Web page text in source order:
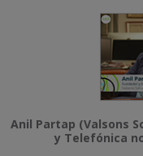
Anil Partap (Valsons
y Telefónica